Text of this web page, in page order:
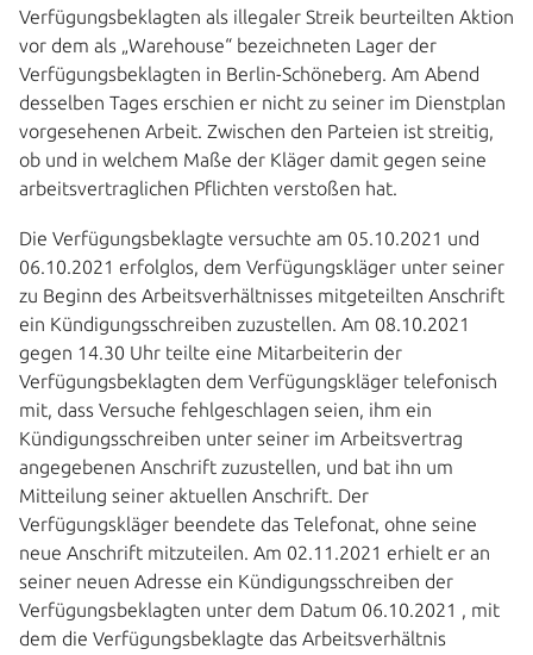
Verfügungsbeklagten als illegaler Streik beurteilten Aktion
vor dem als „Warehouse“ bezeichneten Lager der
Verfügungsbeklagten in Berlin-Schöneberg. Am Abend
desselben Tages erschien er nicht zu seiner im Dienstplan
vorgesehenen Arbeit. Zwischen den Parteien ist streitig,
ob und in welchem Maße der Kläger damit gegen seine
arbeitsvertraglichen Pflichten verstoßen hat.
Die Verfügungsbeklagte versuchte am 05.10.2021 und
06.10.2021 erfolglos, dem Verfügungskläger unter seiner
zu Beginn des Arbeitsverhältnisses mitgeteilten Anschrift
ein Kündigungsschreiben zuzustellen. Am 08.10.2021
gegen 14.30 Uhr teilte eine Mitarbeiterin der
Verfügungsbeklagten dem Verfügungskläger telefonisch
mit, dass Versuche fehlgeschlagen seien, ihm ein
Kündigungsschreiben unter seiner im Arbeitsvertrag
angegebenen Anschrift zuzustellen, und bat ihn um
Mitteilung seiner aktuellen Anschrift. Der
Verfügungskläger beendete das Telefonat, ohne seine
neue Anschrift mitzuteilen. Am 02.11.2021 erhielt er an
seiner neuen Adresse ein Kündigungsschreiben der
Verfügungsbeklagten unter dem Datum 06.10.2021 , mit
dem die Verfügungsbeklagte das Arbeitsverhältnis